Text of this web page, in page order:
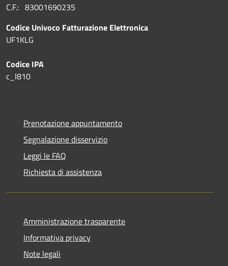
C.F.: 83001690235
Codice Univoco Fatturazione Elettronica
UF1KLG
Codice IPA
c_l810
Prenotazione appuntamento
Segnalazione disservizio
Leggi le FAQ
Richiesta di assistenza
Amministrazione trasparente
Informativa privacy
Note legali